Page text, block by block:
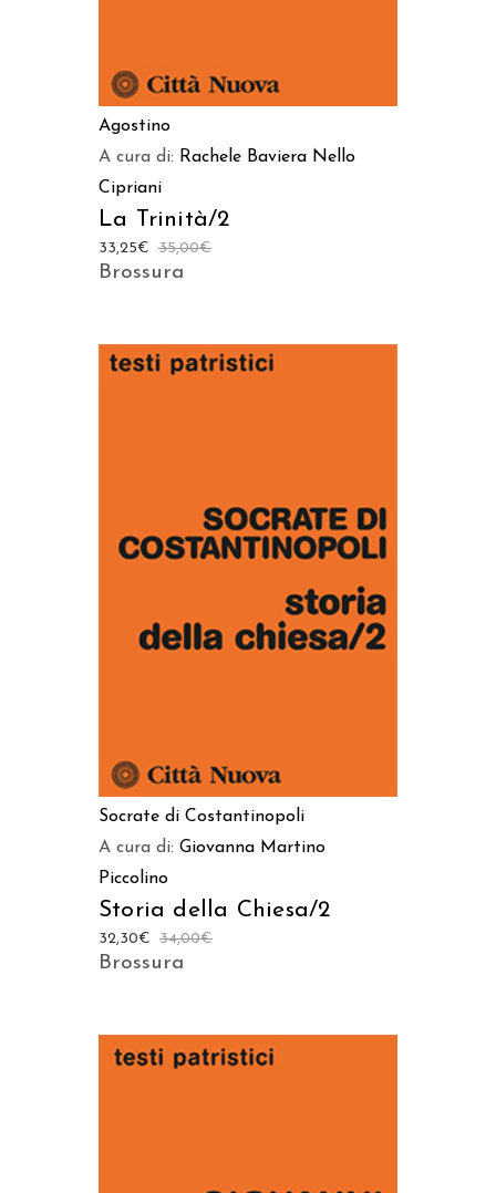
Agostino
A cura di: Rachele Baviera Nello
Cipriani
La Trinità/2
35,00€
33,25€
Brossura
Socrate di Costantinopoli
A cura di: Giovanna Martino
Piccolino
Storia della Chiesa/2
34,00€
32,30€
Brossura